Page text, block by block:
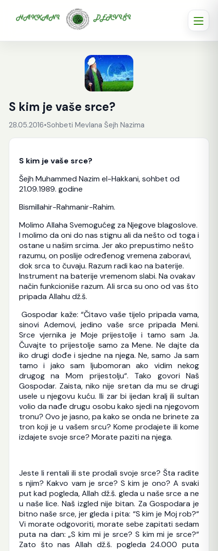
S kim je vaše srce?
28.05.2016•Sohbeti Mevlana Šejh Nazima
S kim je vaše srce?
Šejh Muhammed Nazim el-Hakkani, sohbet od
21.09.1989. godine
Bismillahir-Rahmanir-Rahim.
Molimo Allaha Svemogućeg za Njegove blagoslove.
I molimo da oni do nas stignu ali da nešto od toga i
ostane u našim srcima. Jer ako prepustimo nešto
razumu, on poslije određenog vremena zaboravi,
dok srca to čuvaju. Razum radi kao na baterije.
Instrument na baterije vremenom slabi. Na ovakav
način funkcioniše razum. Ali srca su ono od vas što
pripada Allahu dž.š.
Gospodar kaže: “Čitavo vaše tijelo pripada vama,
sinovi Ademovi, jedino vaše srce pripada Meni.
Srce vjernika je Moje prijestolje i tamo sam Ja.
Čuvajte to prijestolje samo za Mene. Ne dajte da
iko drugi dođe i sjedne na njega. Ne, samo Ja sam
tamo i jako sam ljubomoran ako vidim nekog
drugog na Mom prijestolju“. Tako govori Naš
Gospodar. Zaista, niko nije sretan da mu se drugi
usele u njegovu kuću. Ili zar bi ijedan kralj ili sultan
volio da nađe drugu osobu kako sjedi na njegovom
tronu? Ovo je jasno, pa kako se onda ne brinete za
tron koji je u vašem srcu? Kome prodajete ili kome
izdajete svoje srce? Morate paziti na njega.
Jeste li rentali ili ste prodali svoje srce? Šta radite
s njim? Kakvo vam je srce? S kim je ono? A svaki
put kad pogleda, Allah dž.š. gleda u naše srce a ne
u naše lice. Naš izgled nije bitan. Za Gospodara je
bitno naše srce, jer gleda i pita: “S kim je Moj rob?“
Vi morate odgovoriti, morate sebe zapitati sedam
puta na dan: „S kim mi je srce? S kim mi je srce?“
Zato što nas Allah dž.š. pogleda 24.000 puta